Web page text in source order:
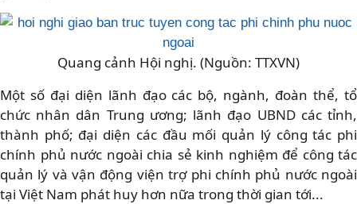
Quang cảnh Hội nghị. (Nguồn: TTXVN)
Một số đại diện lãnh đạo các bộ, ngành, đoàn thể, tổ
chức nhân dân Trung ương; lãnh đạo UBND các tỉnh,
thành phố; đại diện các đầu mối quản lý công tác phi
chính phủ nước ngoài chia sẻ kinh nghiệm để công tác
quản lý và vận động viện trợ phi chính phủ nước ngoài
tại Việt Nam phát huy hơn nữa trong thời gian tới...